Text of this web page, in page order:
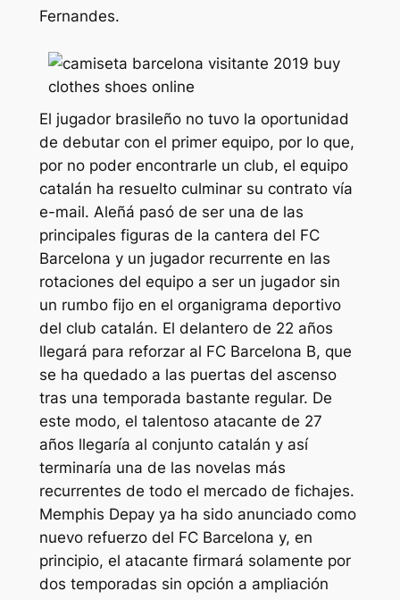
Fernandes.
El jugador brasileño no tuvo la oportunidad
de debutar con el primer equipo, por lo que,
por no poder encontrarle un club, el equipo
catalán ha resuelto culminar su contrato vía
e-mail. Aleñá pasó de ser una de las
principales figuras de la cantera del FC
Barcelona y un jugador recurrente en las
rotaciones del equipo a ser un jugador sin
un rumbo fijo en el organigrama deportivo
del club catalán. El delantero de 22 años
llegará para reforzar al FC Barcelona B, que
se ha quedado a las puertas del ascenso
tras una temporada bastante regular. De
este modo, el talentoso atacante de 27
años llegaría al conjunto catalán y así
terminaría una de las novelas más
recurrentes de todo el mercado de fichajes.
Memphis Depay ya ha sido anunciado como
nuevo refuerzo del FC Barcelona y, en
principio, el atacante firmará solamente por
dos temporadas sin opción a ampliación